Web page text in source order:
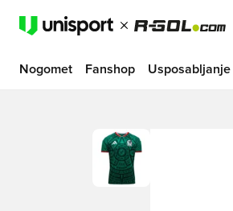
Nogomet Fanshop Usposabljanje